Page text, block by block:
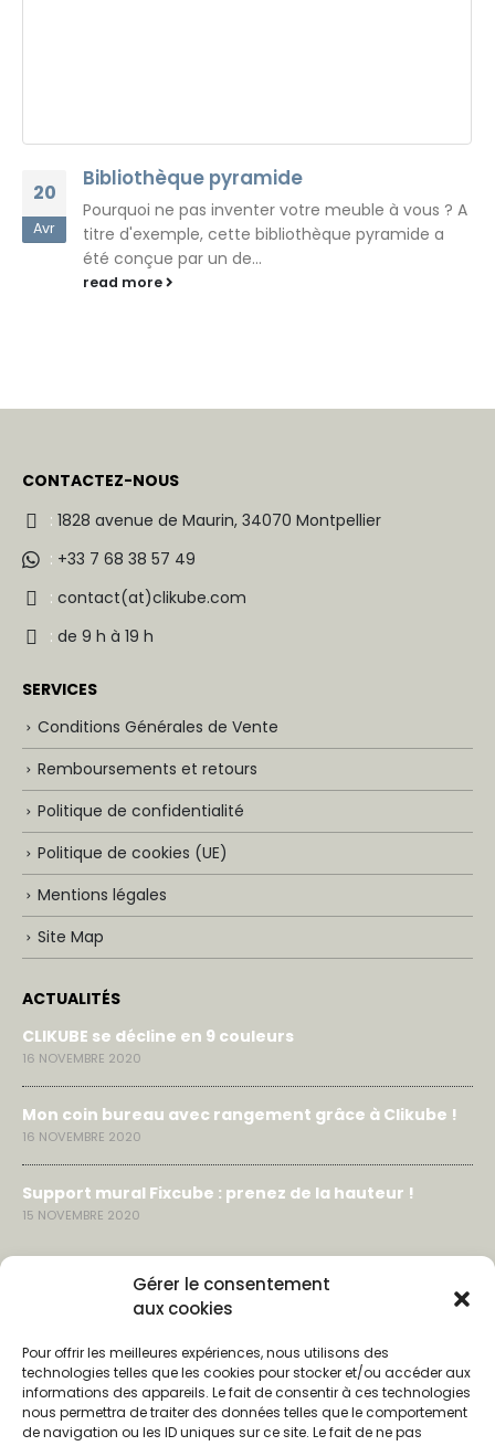
Gérer le consentement
aux cookies
Pour offrir les meilleures expériences, nous utilisons des
technologies telles que les cookies pour stocker et/ou accéder aux
informations des appareils. Le fait de consentir à ces technologies
nous permettra de traiter des données telles que le comportement
de navigation ou les ID uniques sur ce site. Le fait de ne pas
20
Avr
Bibliothèque pyramide
Pourquoi ne pas inventer votre meuble à vous ? A
titre d'exemple, cette bibliothèque pyramide a
été conçue par un de...
read more
CONTACTEZ-NOUS
: 1828 avenue de Maurin, 34070 Montpellier
: +33 7 68 38 57 49
: contact(at)clikube.com
: de 9 h à 19 h
SERVICES
Conditions Générales de Vente
Remboursements et retours
Politique de confidentialité
Politique de cookies (UE)
Mentions légales
Site Map
ACTUALITÉS
CLIKUBE se décline en 9 couleurs
16 NOVEMBRE 2020
Mon coin bureau avec rangement grâce à Clikube !
16 NOVEMBRE 2020
Support mural Fixcube : prenez de la hauteur !
15 NOVEMBRE 2020
LIENS & CONTACTS
Partenaires
SUIVEZ-NOUS